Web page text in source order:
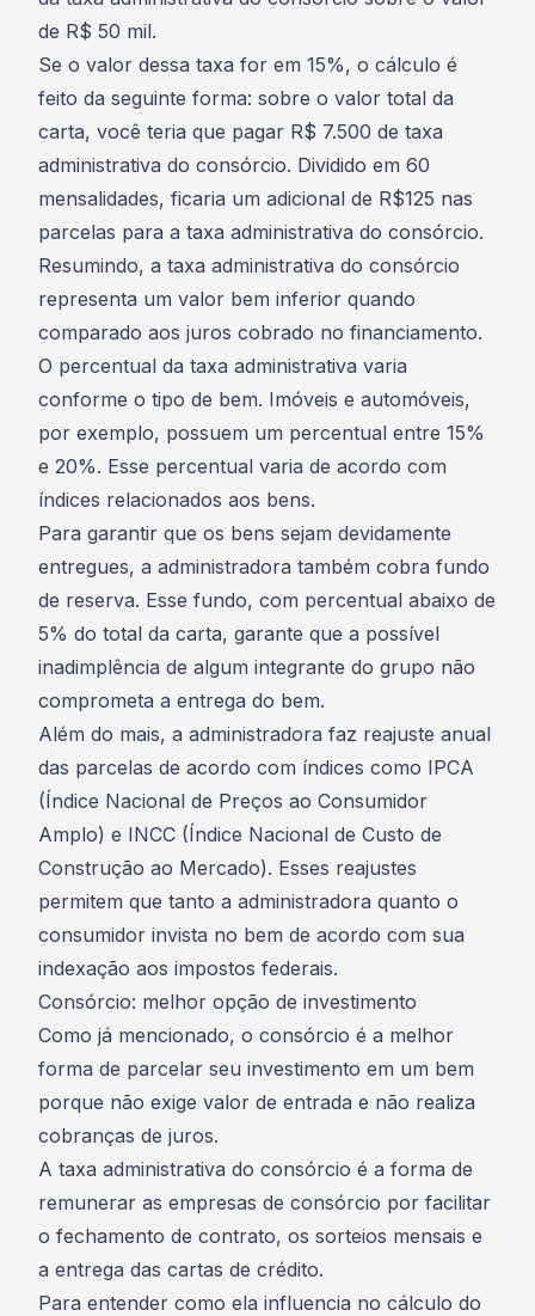
de R$ 50 mil.
Se o valor dessa taxa for em 15%, o cálculo é
feito da seguinte forma: sobre o valor total da
carta, você teria que pagar R$ 7.500 de taxa
administrativa do consórcio. Dividido em 60
mensalidades, ficaria um adicional de R$125 nas
parcelas para a taxa administrativa do consórcio.
Resumindo, a taxa administrativa do consórcio
representa um valor bem inferior quando
comparado aos juros cobrado no financiamento.
O percentual da taxa administrativa varia
conforme o tipo de bem. Imóveis e automóveis,
por exemplo, possuem um percentual entre 15%
e 20%. Esse percentual varia de acordo com
índices relacionados aos bens.
Para garantir que os bens sejam devidamente
entregues, a administradora também cobra fundo
de reserva. Esse fundo, com percentual abaixo de
5% do total da carta, garante que a possível
inadimplência de algum integrante do grupo não
comprometa a entrega do bem.
Além do mais, a administradora faz reajuste anual
das parcelas de acordo com índices como IPCA
(Índice Nacional de Preços ao Consumidor
Amplo) e INCC (Índice Nacional de Custo de
Construção ao Mercado). Esses reajustes
permitem que tanto a administradora quanto o
consumidor invista no bem de acordo com sua
indexação aos impostos federais.
Consórcio: melhor opção de investimento
Como já mencionado, o consórcio é a melhor
forma de parcelar seu investimento em um bem
porque não exige valor de entrada e não realiza
cobranças de juros.
A taxa administrativa do consórcio é a forma de
remunerar as empresas de consórcio por facilitar
o fechamento de contrato, os sorteios mensais e
a entrega das cartas de crédito.
Para entender como ela influencia no cálculo do